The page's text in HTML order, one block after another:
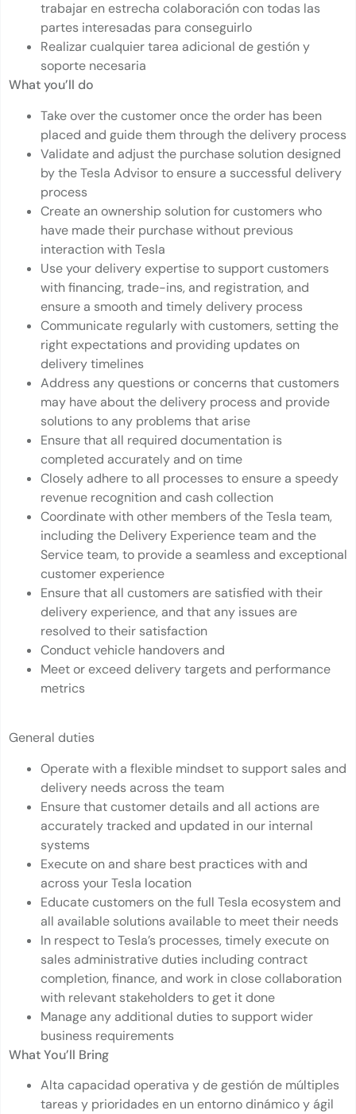
trabajar en estrecha colaboración con todas las
partes interesadas para conseguirlo
Realizar cualquier tarea adicional de gestión y
soporte necesaria
What you’ll do
Take over the customer once the order has been
placed and guide them through the delivery process
Validate and adjust the purchase solution designed
by the Tesla Advisor to ensure a successful delivery
process
Create an ownership solution for customers who
have made their purchase without previous
interaction with Tesla
Use your delivery expertise to support customers
with financing, trade-ins, and registration, and
ensure a smooth and timely delivery process
Communicate regularly with customers, setting the
right expectations and providing updates on
delivery timelines
Address any questions or concerns that customers
may have about the delivery process and provide
solutions to any problems that arise
Ensure that all required documentation is
completed accurately and on time
Closely adhere to all processes to ensure a speedy
revenue recognition and cash collection
Coordinate with other members of the Tesla team,
including the Delivery Experience team and the
Service team, to provide a seamless and exceptional
customer experience
Ensure that all customers are satisfied with their
delivery experience, and that any issues are
resolved to their satisfaction
Conduct vehicle handovers and
Meet or exceed delivery targets and performance
metrics
General duties
Operate with a flexible mindset to support sales and
delivery needs across the team
Ensure that customer details and all actions are
accurately tracked and updated in our internal
systems
Execute on and share best practices with and
across your Tesla location
Educate customers on the full Tesla ecosystem and
all available solutions available to meet their needs
In respect to Tesla’s processes, timely execute on
sales administrative duties including contract
completion, finance, and work in close collaboration
with relevant stakeholders to get it done
Manage any additional duties to support wider
business requirements
What You’ll Bring
Alta capacidad operativa y de gestión de múltiples
tareas y prioridades en un entorno dinámico y ágil